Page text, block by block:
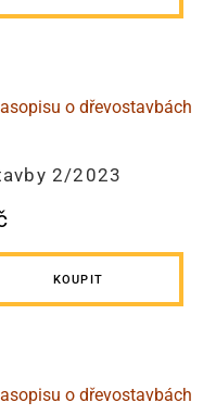
2/2023
KOUPIT